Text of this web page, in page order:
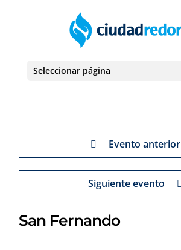
Seleccionar página
Evento anterior
Siguiente evento
San Fernando